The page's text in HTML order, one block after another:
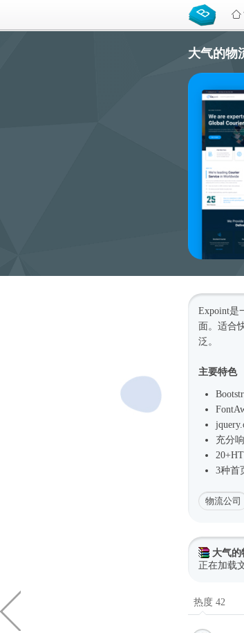
大气的物
Expoint是
面。适合
泛。
主要特色
充分
3种首
物流公司
大气
正在加载
热度 42